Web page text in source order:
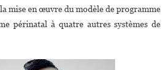
mise en œuvre du modèle de programme
périnatal à quatre autres systèmes de